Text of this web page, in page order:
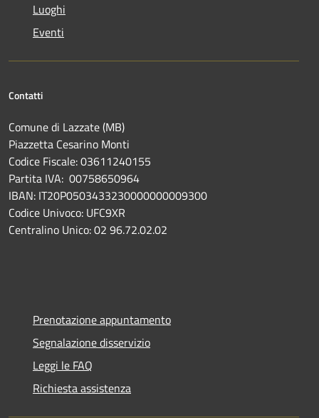
Luoghi
Eventi
Contatti
Comune di Lazzate (MB)
Piazzetta Cesarino Monti
Codice Fiscale: 03611240155
Partita IVA: 00758650964
IBAN: IT20P0503433230000000009300
Codice Univoco: UFC9XR
Centralino Unico: 02 96.72.02.02
Prenotazione appuntamento
Segnalazione disservizio
Leggi le FAQ
Richiesta assistenza